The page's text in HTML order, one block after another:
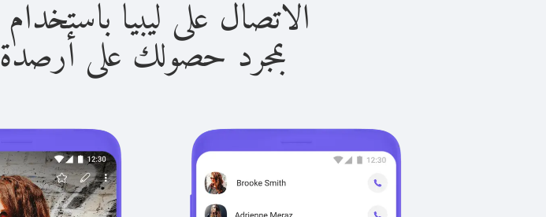
الاتصال على ليبيا باستخدام Viber Out سهل للغاية.
بمجرد حصولك على أرصدة Viber Out، يمكنك: